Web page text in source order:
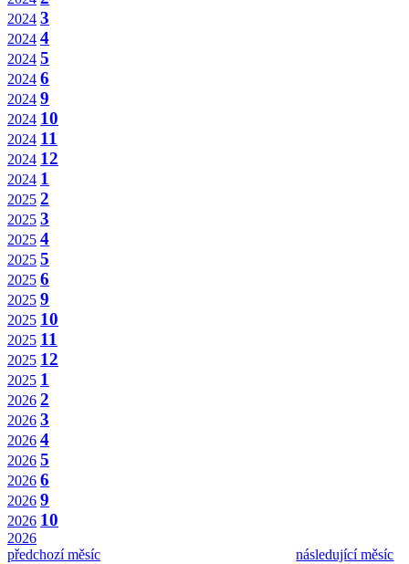
2024 3
2024 4
2024 5
2024 6
2024 9
2024 10
2024 11
2024 12
2024 1
2025 2
2025 3
2025 4
2025 5
2025 6
2025 9
2025 10
2025 11
2025 12
2025 1
2026 2
2026 3
2026 4
2026 5
2026 6
2026 9
2026 10
2026
předchozí měsíc
následující měsíc